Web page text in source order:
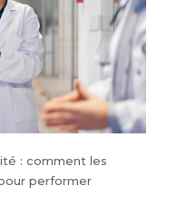
: comment les
performer